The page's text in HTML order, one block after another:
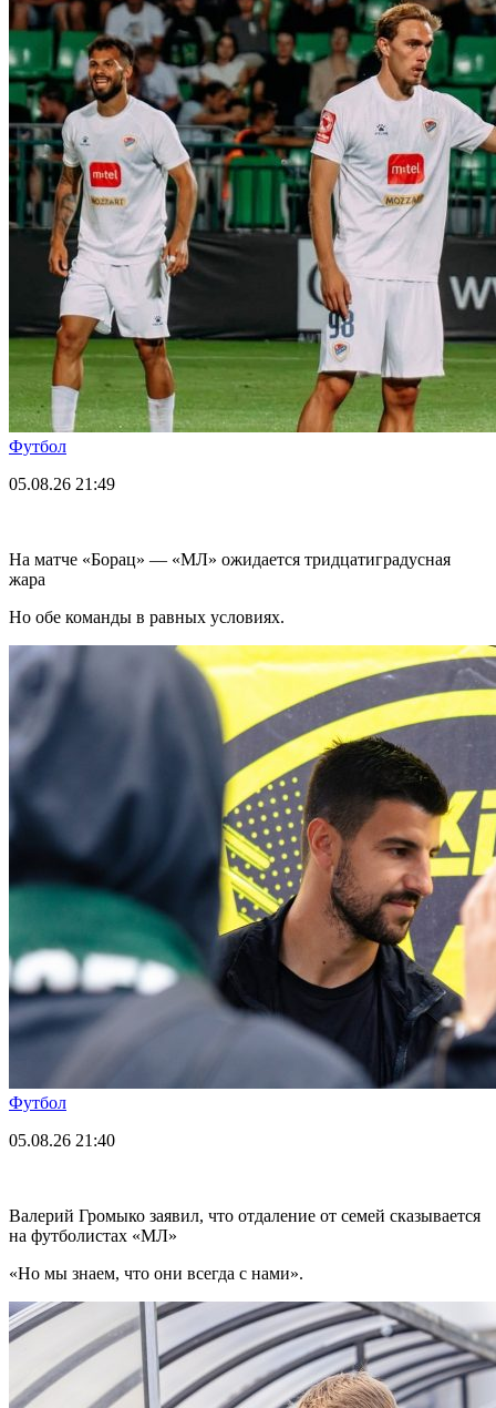
Футбол
05.08.26 21:49
На матче «Борац» — «МЛ» ожидается тридцатиградусная
жара
Но обе команды в равных условиях.
Футбол
05.08.26 21:40
Валерий Громыко заявил, что отдаление от семей сказывается
на футболистах «МЛ»
«Но мы знаем, что они всегда с нами».